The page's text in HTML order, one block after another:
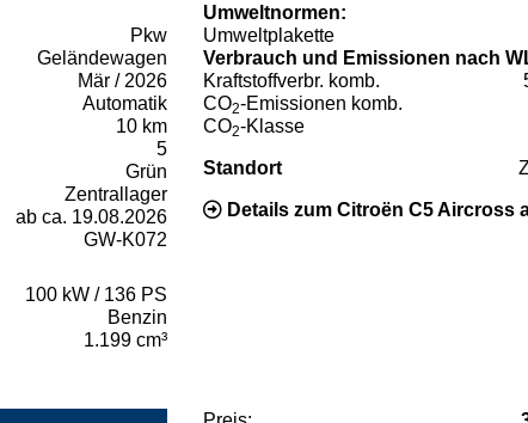
Pkw
Geländewagen
Mär / 2026
Automatik
10 km
5
Grün
Zentrallager
ab ca. 19.08.2026
GW-K072
100 kW / 136 PS
Benzin
1.199 cm³
Umweltnormen:
Umweltplakette
Verbrauch und Emissionen nach
Kraftstoffverbr. komb.
CO2-Emissionen komb.
CO2-Klasse
Standort
Details zum Citroën C5 Aircross